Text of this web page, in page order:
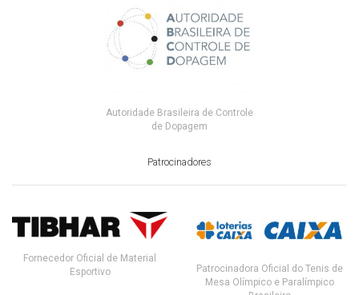
Autoridade Brasileira de Controle
de Dopagem
Patrocinadores
Fornecedor Oficial de Material
Esportivo
Patrocinadora Oficial do Tenis de
Mesa Olímpico e Paralímpico